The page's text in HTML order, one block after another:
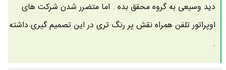
دید وسیعی به گروه محقق بده . اما متضرر شدن شرکت های
اوپراتور تلفن همراه نقش پر رنگ تری در این تصمیم گیری داشته
.